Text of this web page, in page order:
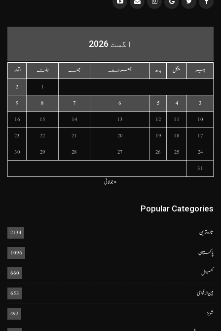
اگست 2026
پیر منگل بدھ جمعرات جمعہ ہفتہ
اتوار
1
2
3
4
5
6
7
8
9
10
11
12
13
14
15
16
17
18
19
20
21
22
23
24
25
26
27
28
29
30
31
« جولائی
Popular Categories
تازہ ترین 2134
پاکستان 1096
کھیل 660
بین الاقوامی 653
شوبز 492